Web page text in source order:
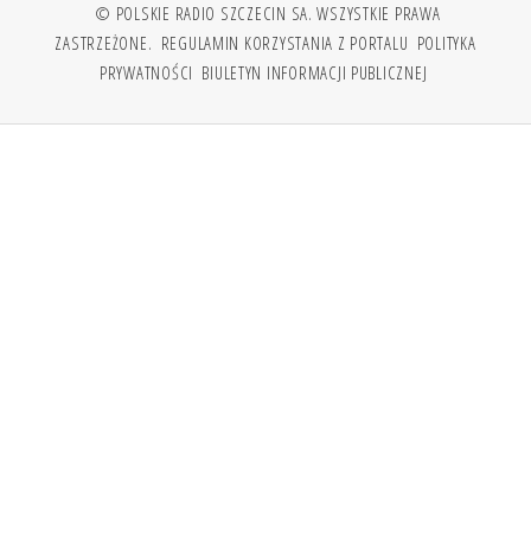
© POLSKIE RADIO SZCZECIN SA. WSZYSTKIE PRAWA
ZASTRZEŻONE. REGULAMIN KORZYSTANIA Z PORTALU POLITYKA
PRYWATNOŚCI BIULETYN INFORMACJI PUBLICZNEJ